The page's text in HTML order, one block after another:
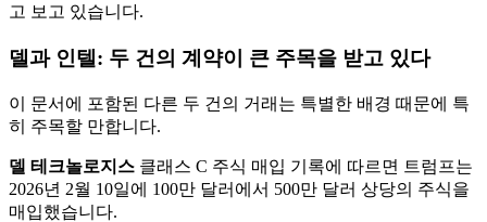
고 보고 있습니다.
델과 인텔: 두 건의 계약이 큰 주목을 받고 있다
이 문서에 포함된 다른 두 건의 거래는 특별한 배경 때문에 특
히 주목할 만합니다.
델 테크놀로지스 클래스 C 주식 매입 기록에 따르면 트럼프는
2026년 2월 10일에 100만 달러에서 500만 달러 상당의 주식을
매입했습니다.